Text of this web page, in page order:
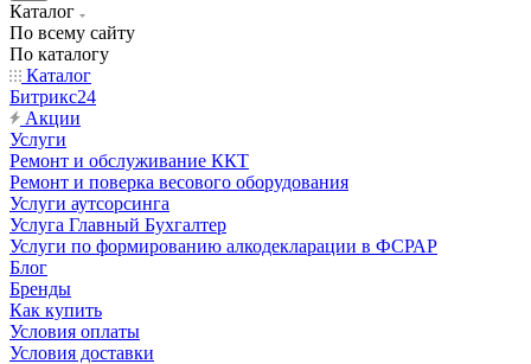
Каталог
По всему сайту
По каталогу
Каталог
Битрикс24
Акции
Услуги
Ремонт и обслуживание ККТ
Ремонт и поверка весового оборудования
Услуги аутсорсинга
Услуга Главный Бухгалтер
Услуги по формированию алкодекларации в ФСРАР
Блог
Бренды
Как купить
Условия оплаты
Условия доставки